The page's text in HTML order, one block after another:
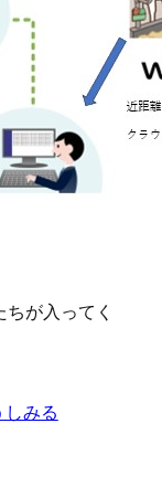
が入ってく
しみる